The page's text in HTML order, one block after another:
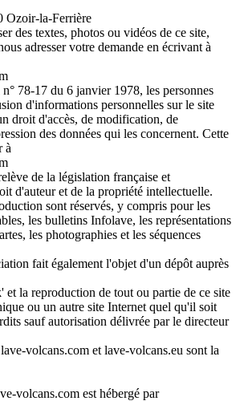
Ozoir-la-Ferrière
des textes, photos ou vidéos de ce site,
adresser votre demande en écrivant à
78-17 du 6 janvier 1978, les personnes
d'informations personnelles sur le site
droit d'accès, de modification, de
des données qui les concernent. Cette
à
de la législation française et
d'auteur et de la propriété intellectuelle.
sont réservés, y compris pour les
les bulletins Infolave, les représentations
les photographies et les séquences
fait également l'objet d'un dépôt auprès
la reproduction de tout ou partie de ce site
ou un autre site Internet quel qu'il soit
sauf autorisation délivrée par le directeur
volcans.com et lave-volcans.eu sont la
volcans.com est hébergé par